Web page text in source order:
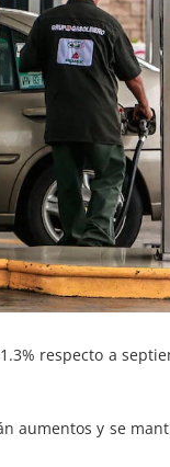
respecto a
aumentos y se